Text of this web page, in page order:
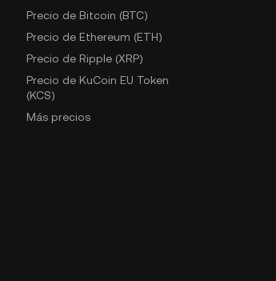
Precio de Bitcoin (BTC)
Precio de Ethereum (ETH)
Precio de Ripple (XRP)
Precio de KuCoin EU Token
(KCS)
Más precios